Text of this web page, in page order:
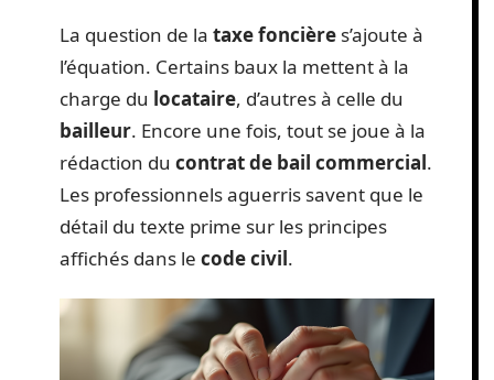
La question de la taxe foncière s’ajoute à
l’équation. Certains baux la mettent à la
charge du locataire, d’autres à celle du
bailleur. Encore une fois, tout se joue à la
rédaction du contrat de bail commercial.
Les professionnels aguerris savent que le
détail du texte prime sur les principes
affichés dans le code civil.